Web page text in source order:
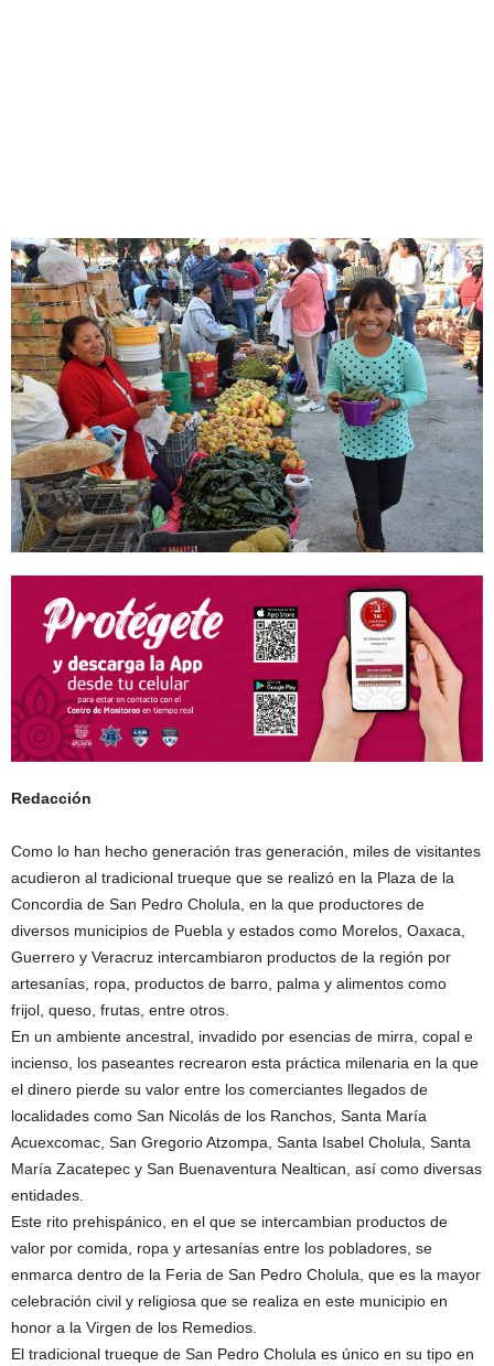
Redacción
Como lo han hecho generación tras generación, miles de visitantes
acudieron al tradicional trueque que se realizó en la Plaza de la
Concordia de San Pedro Cholula, en la que productores de
diversos municipios de Puebla y estados como Morelos, Oaxaca,
Guerrero y Veracruz intercambiaron productos de la región por
artesanías, ropa, productos de barro, palma y alimentos como
frijol, queso, frutas, entre otros.
En un ambiente ancestral, invadido por esencias de mirra, copal e
incienso, los paseantes recrearon esta práctica milenaria en la que
el dinero pierde su valor entre los comerciantes llegados de
localidades como San Nicolás de los Ranchos, Santa María
Acuexcomac, San Gregorio Atzompa, Santa Isabel Cholula, Santa
María Zacatepec y San Buenaventura Nealtican, así como diversas
entidades.
Este rito prehispánico, en el que se intercambian productos de
valor por comida, ropa y artesanías entre los pobladores, se
enmarca dentro de la Feria de San Pedro Cholula, que es la mayor
celebración civil y religiosa que se realiza en este municipio en
honor a la Virgen de los Remedios.
El tradicional trueque de San Pedro Cholula es único en su tipo en